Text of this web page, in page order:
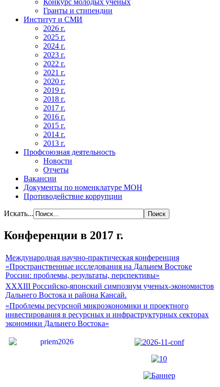
Гранты и стипендии
Институт и СМИ
2026 г.
2025 г.
2024 г.
2023 г.
2022 г.
2021 г.
2020 г.
2019 г.
2018 г.
2017 г.
2016 г.
2015 г.
2014 г.
2013 г.
Профсоюзная деятельность
Новости
Отчеты
Вакансии
Документы по номенклатуре МОН
Противодействие коррупции
Искать...
Конференции в 2017 г.
Международная научно-практическая конференция
«Пространственные исследования на Дальнем Востоке
России: проблемы, результаты, перспективы»
XXXIII Российско-японский симпозиум ученых-экономистов
Дальнего Востока и района Кансай.
«Проблемы ресурсной микроэкономики и проектного
инвестирования в ресурсных и инфраструктурных секторах
экономики Дальнего Востока»